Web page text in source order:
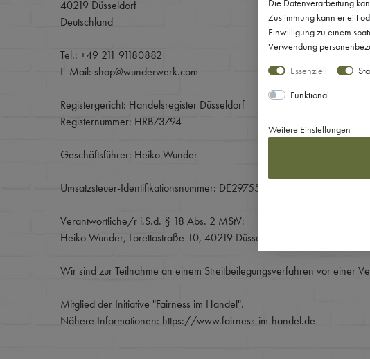
40219 Düsseldorf
Deutschland
Tel.: +49 211 91180882
E-Mail: shop@wunderwerk.com
Registergericht: Handelsregister Düsseldorf
Registernummer: HRB73794
Geschäftsführer: Heiko Wunder
Umsatzsteuer-Identifikationsnummer: DE297558572
Verantwortliche/r i.S.d. § 18 Abs. 2 MStV:
Heiko Wunder, Lorettostraße 10, 40219 Düsseldorf
Wir sind zur Teilnahme an einem Streitbeilegungsverfahren vor einer
Mitglied der Initiative "Fairness im Handel".
Nähere Informationen: https://www.fairness-im-handel.de
Die Datenverarbeitung
Zustimmung kann erteilt
Einwilligung zu einem
Verwendung
Essenziell
Funktional
Weitere Einstellungen